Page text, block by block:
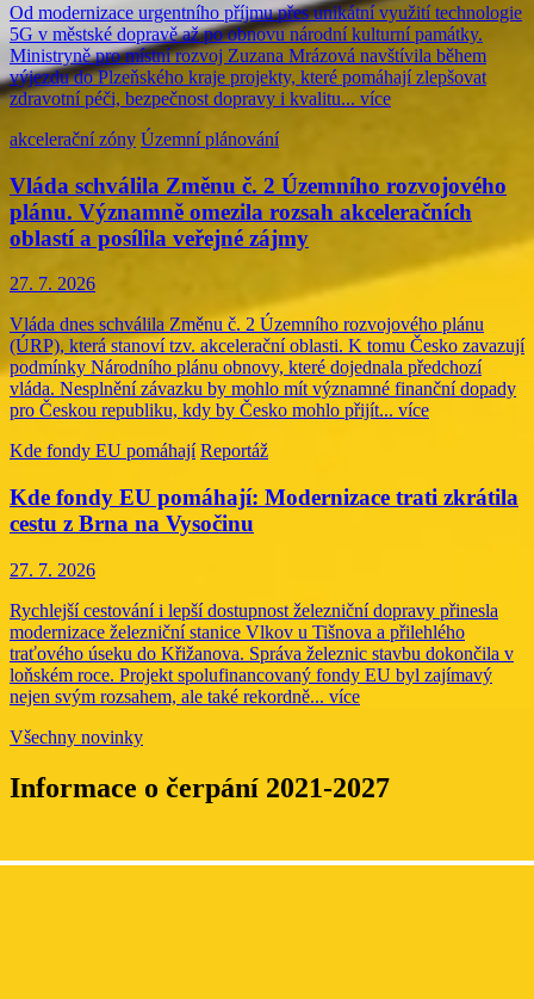
Od modernizace urgentního příjmu přes unikátní využití technologie
5G v městské dopravě až po obnovu národní kulturní památky.
Ministryně pro místní rozvoj Zuzana Mrázová navštívila během
výjezdu do Plzeňského kraje projekty, které pomáhají zlepšovat
zdravotní péči, bezpečnost dopravy i kvalitu... více
akcelerační zóny Územní plánování
Vláda schválila Změnu č. 2 Územního rozvojového
plánu. Významně omezila rozsah akceleračních
oblastí a posílila veřejné zájmy
27. 7. 2026
Vláda dnes schválila Změnu č. 2 Územního rozvojového plánu
(ÚRP), která stanoví tzv. akcelerační oblasti. K tomu Česko zavazují
podmínky Národního plánu obnovy, které dojednala předchozí
vláda. Nesplnění závazku by mohlo mít významné finanční dopady
pro Českou republiku, kdy by Česko mohlo přijít... více
Kde fondy EU pomáhají Reportáž
Kde fondy EU pomáhají: Modernizace trati zkrátila
cestu z Brna na Vysočinu
27. 7. 2026
Rychlejší cestování i lepší dostupnost železniční dopravy přinesla
modernizace železniční stanice Vlkov u Tišnova a přilehlého
traťového úseku do Křižanova. Správa železnic stavbu dokončila v
loňském roce. Projekt spolufinancovaný fondy EU byl zajímavý
nejen svým rozsahem, ale také rekordně... více
Všechny novinky
Informace o čerpání 2021-2027